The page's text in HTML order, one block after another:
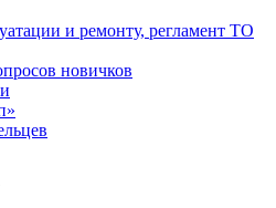
и ремонту, регламент ТО
новичков